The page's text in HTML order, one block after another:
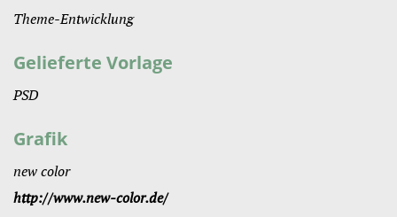
Theme-Entwicklung
Gelieferte Vorlage
PSD
Grafik
new color
http://www.new-color.de/